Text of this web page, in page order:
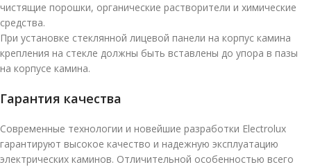
чистящие порошки, органические растворители и химические
средства.
При установке стеклянной лицевой панели на корпус камина
крепления на стекле должны быть вставлены до упора в пазы
на корпусе камина.
Гарантия качества
Современные технологии и новейшие разработки Electrolux
гарантируют высокое качество и надежную эксплуатацию
электрических каминов. Отличительной особенностью всего